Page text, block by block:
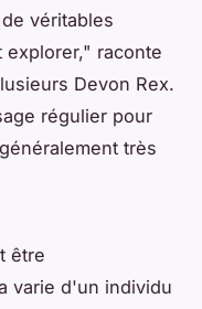
véritables
explorer," raconte
Devon Rex.
régulier pour
très
être
varie d'un individu